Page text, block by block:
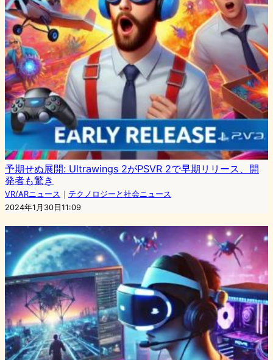
予期せぬ展開: Ultrawings 2がPSVR 2で早期リリース、開
発者も驚き
VR/ARニュース ｜ テクノロジーと社会ニュース
2024年1月30日11:09